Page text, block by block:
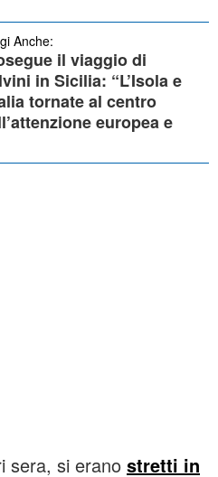
Anche:
il viaggio di
in Sicilia: “L’Isola e
tornate al centro
europea e
sera, si erano stretti in